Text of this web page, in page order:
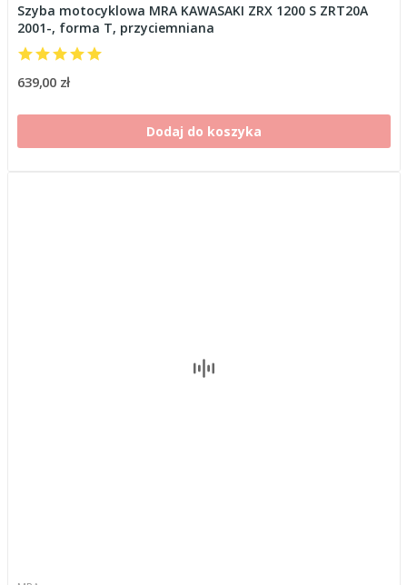
Szyba motocyklowa MRA KAWASAKI ZRX 1200 S ZRT20A
2001-, forma T, przyciemniana
639,00 zł
Dodaj do koszyka